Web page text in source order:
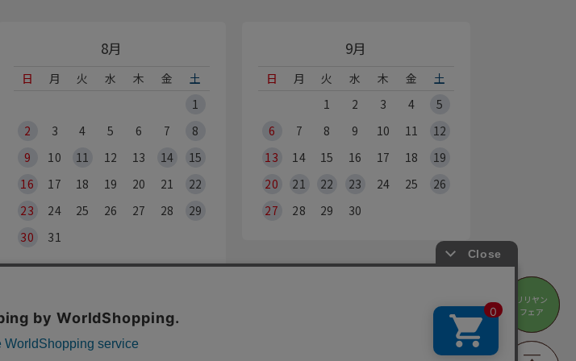
リリヤン
フェア
リリヤン
フェア
8月
日 月 火 水 木 金
土
1
2
3 4 5 6 7
8
9
10 11 12 13 14
15
16
17 18 19 20 21
22
23
24 25 26 27 28
29
30
31
9月
日 月 火 水 木 金
土
1
2 3 4
5
6
7 8 9 10 11
12
13
14 15 16 17 18
19
20
21 22 23 24 25
26
27
28 29 30
※Webからのご注文は、24時間承っております
※各実店舗の営業時間・休業日は
をご覧ください